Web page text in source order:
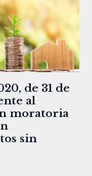
de 31 de
al
moratoria
sin